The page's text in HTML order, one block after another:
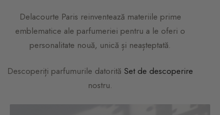
Delacourte Paris reinventează materiile prime
emblematice ale parfumeriei pentru a le oferi o
personalitate nouă, unică și neașteptată.
Descoperiți parfumurile datorită Set de descoperire
nostru.